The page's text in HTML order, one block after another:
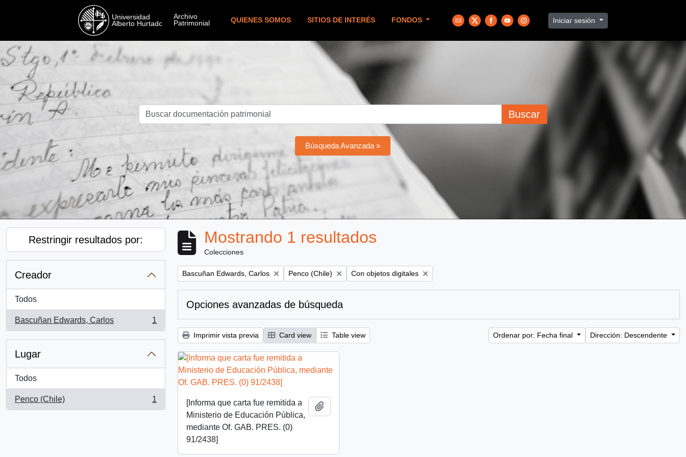
QUIENES SOMOS SITIOS DE INTERÉS FONDOS Iniciar sesión
Buscar
Búsqueda Avanzada »
Restringir resultados por:
Creador
Todos
Bascuñan Edwards, Carlos
, 1 resultados
1
Lugar
Todos
Penco (Chile)
, 1 resultados
1
Mostrando 1 resultados
Colecciones
Remove filter:
Bascuñan Edwards, Carlos Remove filter:
Penco (Chile) Remove filter:
Con objetos digitales
Opciones avanzadas de búsqueda
Imprimir vista previa Card view Table view Ordenar por: Fecha final Dirección: Descendente
[Informa que carta fue remitida a
Ministerio de Educación Pública,
mediante Of. GAB. PRES. (0)
91/2438]